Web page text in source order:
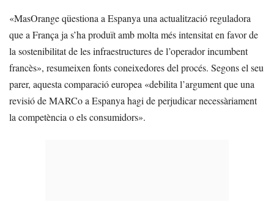
«MasOrange qüestiona a Espanya una actualització reguladora
que a França ja s’ha produït amb molta més intensitat en favor de
la sostenibilitat de les infraestructures de l’operador incumbent
francès», resumeixen fonts coneixedores del procés. Segons el seu
parer, aquesta comparació europea «debilita l’argument que una
revisió de MARCo a Espanya hagi de perjudicar necessàriament
la competència o els consumidors».